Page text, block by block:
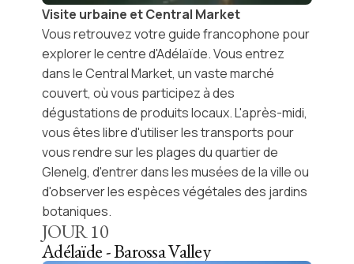
Visite urbaine et Central Market
Vous retrouvez votre guide francophone pour
explorer le centre d'Adélaïde. Vous entrez
dans leCentral Market, un vaste marché
couvert, où vous participez à des
dégustations de produits locaux. L'après-midi,
vous êtes libre d'utiliser les transports pour
vous rendre sur les plages du quartier de
Glenelg, d'entrer dans les musées de la ville ou
d'observer les espèces végétales des jardins
botaniques.
JOUR10
Adélaïde - Barossa Valley